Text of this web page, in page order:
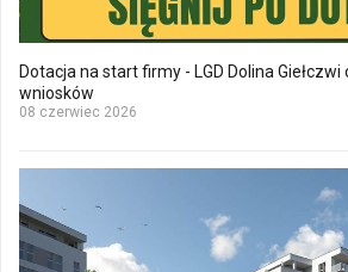
Dotacja na start firmy - LGD Dolina Giełczwi
wniosków
08 czerwiec 2026